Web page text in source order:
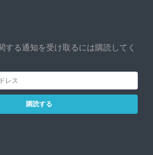
する通知を受け取るには購読してく
購読する